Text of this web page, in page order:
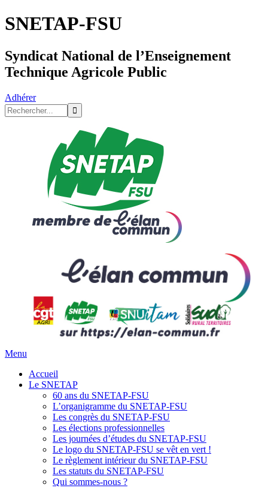
SNETAP-FSU
Syndicat National de l’Enseignement
Technique Agricole Public
Adhérer
Menu
Accueil
Le SNETAP
60 ans du SNETAP-FSU
L’organigramme du SNETAP-FSU
Les congrès du SNETAP-FSU
Les élections professionnelles
Les journées d’études du SNETAP-FSU
Le logo du SNETAP-FSU se vêt en vert !
Le règlement intérieur du SNETAP-FSU
Les statuts du SNETAP-FSU
Qui sommes-nous ?